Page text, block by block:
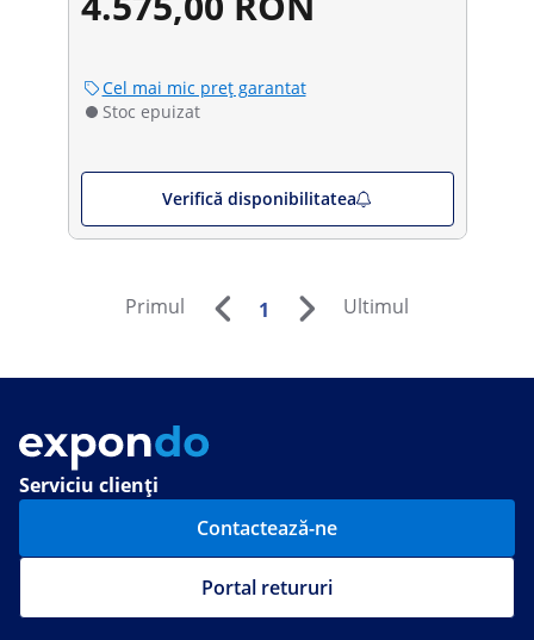
Cel mai mic preț garantat
Stoc epuizat
Verifică disponibilitatea
Primul 1 Ultimul
Serviciu clienți
Contactează-ne
Portal retururi